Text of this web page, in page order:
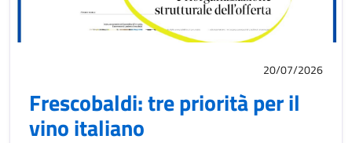
20/07/2026
Frescobaldi: tre priorità per il
vino italiano